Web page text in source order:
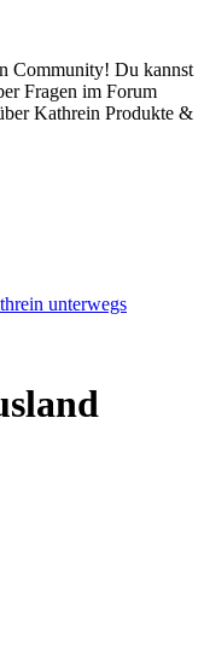
Community! Du kannst
Fragen im Forum
Kathrein Produkte &
unterwegs